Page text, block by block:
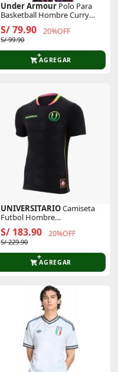
Under Armour Polo Para
Basketball Hombre Curry
Logo Trend Tee
S/ 79.90 20%OFF
S/ 99.90
AGREGAR
UNIVERSITARIOCamiseta
Futbol Hombre
S/ 183.90 20%OFF
S/ 229.90
AGREGAR